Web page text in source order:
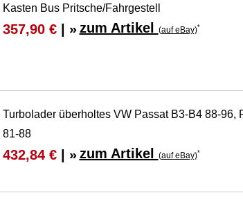
Kasten Bus Pritsche/Fahrgestell
357,90 €| » zum Artikel (auf eBay)*
Turbolader überholtes VW Passat B3-B4 88-96,
81-88
432,84 €| » zum Artikel (auf eBay)*